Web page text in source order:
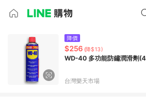
降價
$256 (降$13)
WD-40 多功能防鏽潤滑劑
台灣樂天市場